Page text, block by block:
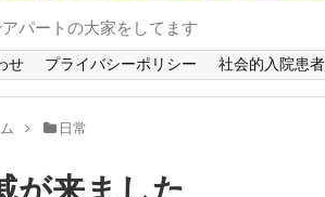
パートの大家をしてます
せ プライバシーポリシー 社会的入院患
日常